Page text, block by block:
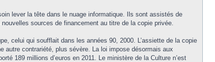
lever la tête dans le nuage informatique. Ils sont assistés de
sources de financement au titre de la copie privée.
celui qui soufflait dans les années 90, 2000. L’assiette de la copie
autre contrariété, plus sévère. La loi impose désormais aux
189 millions d’euros en 2011. Le ministère de la Culture n’est